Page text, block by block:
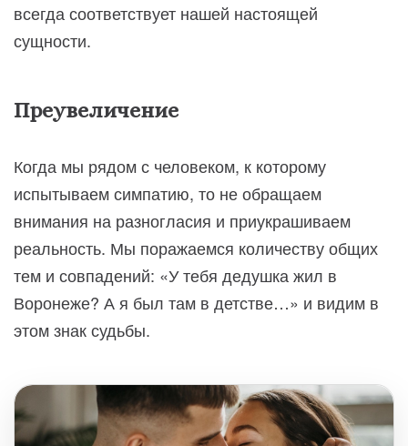
всегда соответствует нашей настоящей
сущности.
Преувеличение
Когда мы рядом с человеком, к которому
испытываем симпатию, то не обращаем
внимания на разногласия и приукрашиваем
реальность. Мы поражаемся количеству общих
тем и совпадений: «У тебя дедушка жил в
Воронеже? А я был там в детстве…» и видим в
этом знак судьбы.